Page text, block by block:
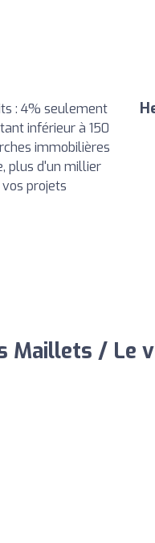
: 4% seulement
inférieur à 150
immobilières
plus d'un millier
projets
Maillets / Le